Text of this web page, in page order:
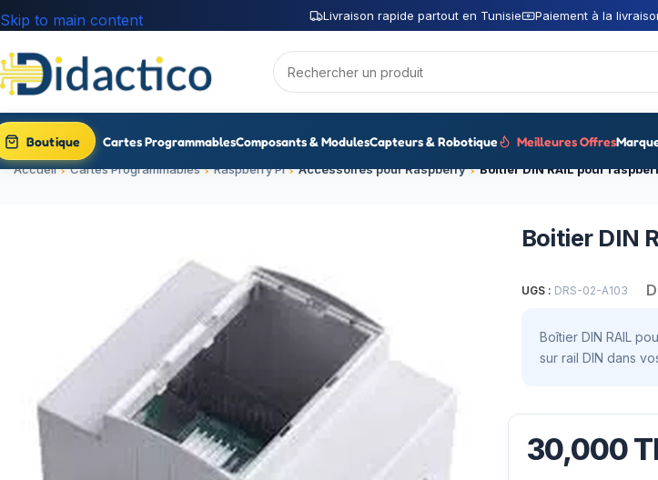
Livraison rapide partout en Tunisie Paiement à la
Skip to main content
Boutique Cartes ProgrammablesComposants & ModulesCapteurs & Robotique Meilleures Offres
Accueil Cartes Programmables Raspberry Pi Accessoires pour Raspberry Boitier DIN RAIL pour
Boitier DIN
UGS : DRS-02-A103
Boîtier DIN RAIL
sur rail DIN dans
30,000